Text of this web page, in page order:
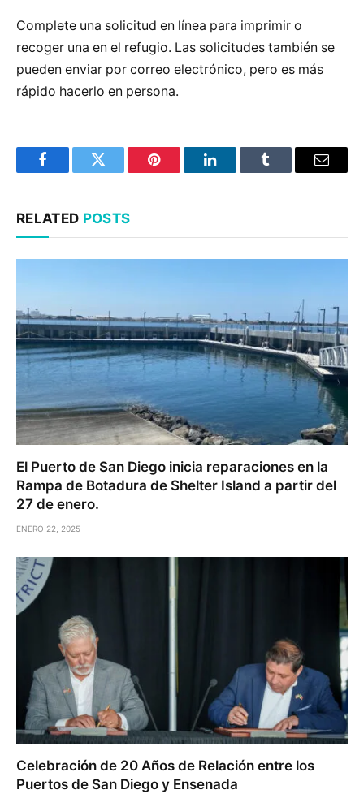
Complete una solicitud en línea para imprimir o
recoger una en el refugio. Las solicitudes también se
pueden enviar por correo electrónico, pero es más
rápido hacerlo en persona.
FacebookTwitter Pinterest LinkedInTumblr Email
RELATED POSTS
El Puerto de San Diego inicia reparaciones en la
Rampa de Botadura de Shelter Island a partir del
27 de enero.
ENERO 22, 2025
Celebración de 20 Años de Relación entre los
Puertos de San Diego y Ensenada